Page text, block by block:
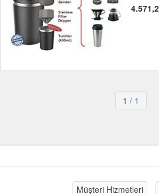
1 / 1
Müşteri Hizmetleri